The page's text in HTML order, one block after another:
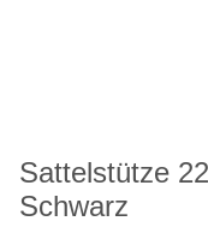
Sattelstütze
Schwarz